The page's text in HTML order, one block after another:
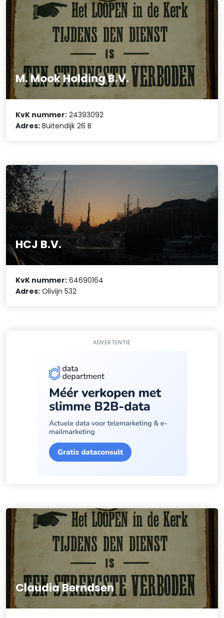
M. Mook Holding B.V.
KvK nummer: 24393092
Adres: Buitendijk 26 B
HCJ B.V.
KvK nummer: 64690164
Adres: Olivijn 532
ADVERTENTIE
Claudia Berndsen